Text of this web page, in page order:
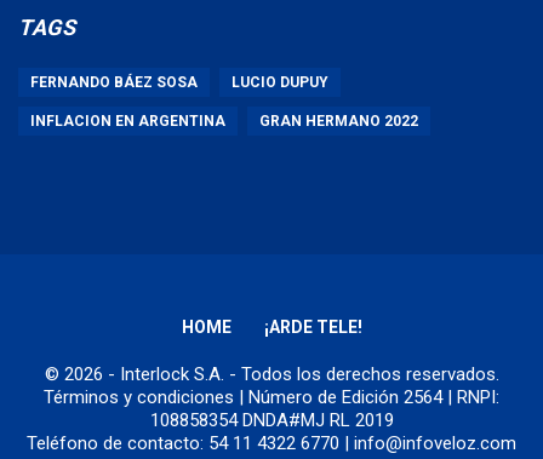
TAGS
FERNANDO BÁEZ SOSA LUCIO DUPUY
INFLACION EN ARGENTINA GRAN HERMANO 2022
HOME ¡ARDE TELE!
© 2026 - Interlock S.A. - Todos los derechos reservados.
Términos y condiciones | Número de Edición 2564 | RNPI:
108858354 DNDA#MJ RL 2019
Teléfono de contacto: 54 11 4322 6770 | info@infoveloz.com